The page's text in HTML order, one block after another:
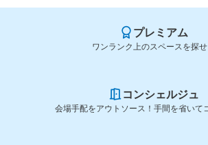
プレミアム
ワンランク上のスペースを探
コンシェルジュ
会場手配をアウトソース！手間を省いて